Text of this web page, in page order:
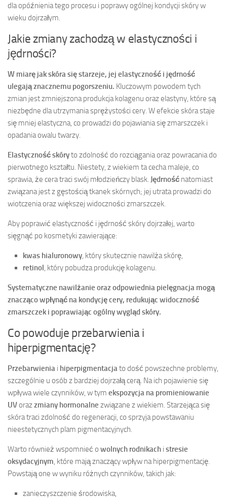
dla opóźnienia tego procesu i poprawy ogólnej kondycji skóry w
wieku dojrzałym.
Jakie zmiany zachodzą w elastyczności i
jędrności?
W miarę jak skóra się starzeje, jej elastyczność i jędrność
ulegają znacznemu pogorszeniu. Kluczowym powodem tych
zmian jest zmniejszona produkcja kolagenu oraz elastyny, które są
niezbędne dla utrzymania sprężystości cery. W efekcie skóra staje
się mniej elastyczna, co prowadzi do pojawiania się zmarszczek i
opadania owalu twarzy.
Elastyczność skóryto zdolność do rozciągania oraz powracania do
pierwotnego kształtu. Niestety, z wiekiem ta cecha maleje, co
sprawia, że cera traci swój młodzieńczy blask. Jędrność natomiast
związana jest z gęstością tkanek skórnych; jej utrata prowadzi do
wiotczenia oraz większej widoczności zmarszczek.
Aby poprawić elastyczność i jędrność skóry dojrzałej, warto
sięgnąć po kosmetyki zawierające:
kwas hialuronowy, który skutecznie nawilża skórę,
retinol, który pobudza produkcję kolagenu.
Systematyczne nawilżanie oraz odpowiednia pielęgnacja mogą
znacząco wpłynąć na kondycję cery, redukując widoczność
zmarszczek i poprawiając ogólny wygląd skóry.
Co powoduje przebarwienia i
hiperpigmentację?
Przebarwienia i hiperpigmentacjato dość powszechne problemy,
szczególnie u osób z bardziej dojrzałą cerą. Na ich pojawienie się
wpływa wiele czynników, w tym ekspozycja na promieniowanie
UVorazzmiany hormonalne związane z wiekiem. Starzejąca się
skóra traci zdolność do regeneracji, co sprzyja powstawaniu
nieestetycznych plam pigmentacyjnych.
Warto również wspomnieć o wolnych rodnikach i stresie
oksydacyjnym, które mają znaczący wpływ na hiperpigmentację.
Powstają one w wyniku różnych czynników, takich jak:
zanieczyszczenie środowiska,